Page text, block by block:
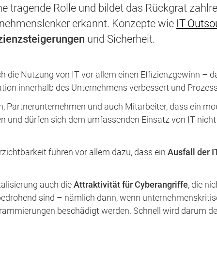
tragende Rolle und bildet das Rückgrat
erkannt. Konzepte wie IT-
und Sicherheit.
die Nutzung von IT vor allem einen Effizienzgewinn –
innerhalb des Unternehmens verbessert und
Partnerunternehmen und auch Mitarbeiter, dass ein
und dürfen sich dem umfassenden Einsatz von IT
führen vor allem dazu, dass ein Ausfall der
auch dieAttraktivität für Cyberangriffe, die
sind – nämlich dann, wenn
beschädigt werden. Schnell wird darum